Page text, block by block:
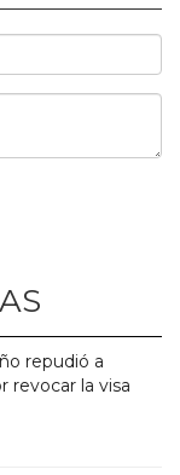
repudió a
revocar la visa